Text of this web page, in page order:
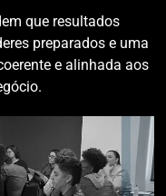
que resultados
preparados e uma
e alinhada aos